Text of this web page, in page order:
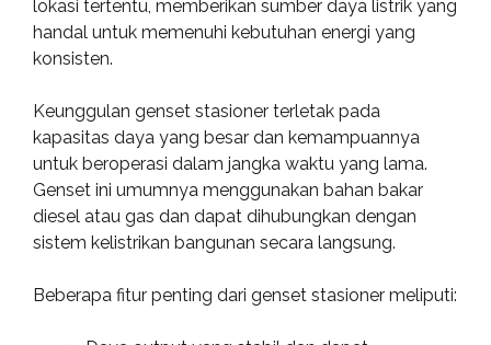
lokasi tertentu, memberikan sumber daya listrik yang
handal untuk memenuhi kebutuhan energi yang
konsisten.
Keunggulan genset stasioner terletak pada
kapasitas daya yang besar dan kemampuannya
untuk beroperasi dalam jangka waktu yang lama.
Genset ini umumnya menggunakan bahan bakar
diesel atau gas dan dapat dihubungkan dengan
sistem kelistrikan bangunan secara langsung.
Beberapa fitur penting dari genset stasioner meliputi: